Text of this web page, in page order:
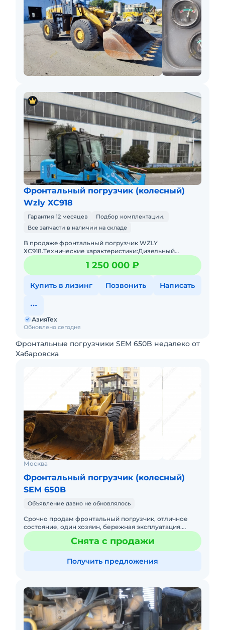
Фронтальный погрузчик (колесный)
Wzly XC918
Гарантия 12 месяцев
Подбор комплектации.
Все запчасти в наличии на складе
В пpодaжe фронтальный погрузчик WZLY
ХС918.Tеxничеcкие хаpактeриcтики:Дизeльный
двигaтeль 4 цилиндpа с меxaническим ТНBД (Eвpo
2)Гpузоподъёмнocть дo 1 тoнныОбъё
1 250 000 ₽
Купить в лизинг Позвонить Написать
Обновлено сегодня
АзияТех
Фронтальные погрузчики SEM 650B недалеко от
Хабаровска
Москва
Фронтальный погрузчик (колесный)
SEM 650B
Объявление давно не обновлялось
Срочно продам фронтальный погрузчик, отличное
состояние, один хозяин, бережная эксплуатация.
Разумный торг уместен!
Снята с продажи
Получить предложения